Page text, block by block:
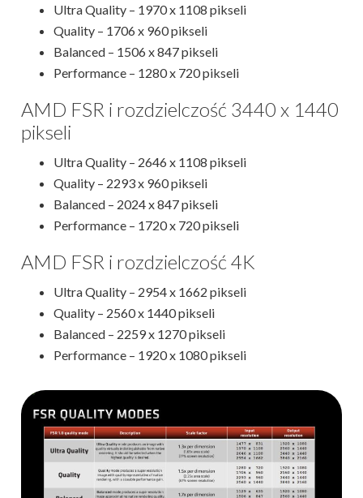
Ultra Quality – 1970 x 1108 pikseli
Quality – 1706 x 960 pikseli
Balanced – 1506 x 847 pikseli
Performance – 1280 x 720 pikseli
AMD FSR i rozdzielczość 3440 x 1440
pikseli
Ultra Quality – 2646 x 1108 pikseli
Quality – 2293 x 960 pikseli
Balanced – 2024 x 847 pikseli
Performance – 1720 x 720 pikseli
AMD FSR i rozdzielczość 4K
Ultra Quality – 2954 x 1662 pikseli
Quality – 2560 x 1440 pikseli
Balanced – 2259 x 1270 pikseli
Performance – 1920 x 1080 pikseli